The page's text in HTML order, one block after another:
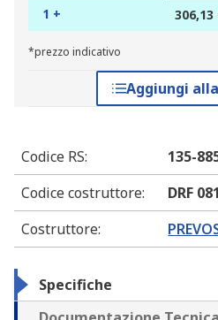
1 + 306,13
*prezzo indicativo
Aggiungi
Codice RS:
135-
Codice costruttore:
DRF
Costruttore:
Specifiche